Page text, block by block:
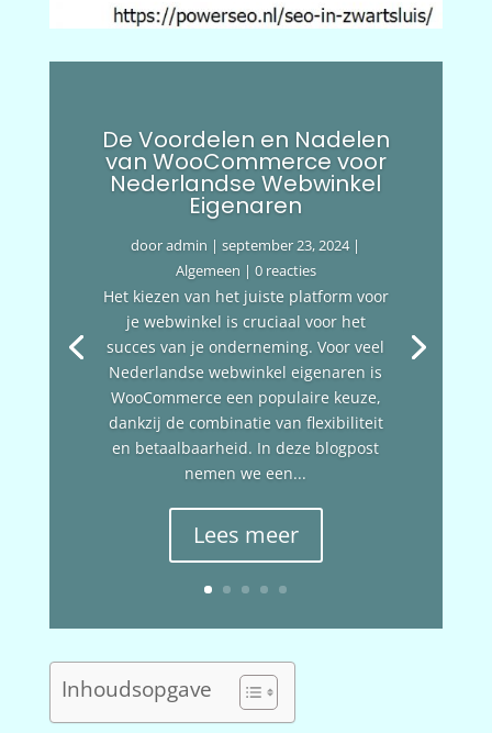
De Voordelen en Nadelen
van WooCommerce voor
Nederlandse Webwinkel
Eigenaren
dooradmin |september 23, 2024|
Algemeen | 0 reacties
Het kiezen van het juiste platform voor
je webwinkel is cruciaal voor het
succes van je onderneming. Voor veel
Nederlandse webwinkel eigenaren is
WooCommerce een populaire keuze,
dankzij de combinatie van flexibiliteit
en betaalbaarheid. In deze blogpost
nemen we een...
Lees meer
Inhoudsopgave